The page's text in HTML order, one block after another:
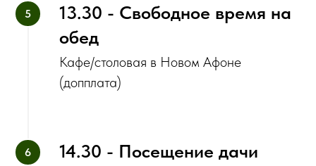
13.30 - Свободное время на
обед
Кафе/столовая в Новом Афоне
(допплата)
14.30 - Посещение дачи